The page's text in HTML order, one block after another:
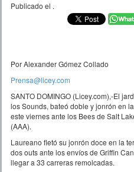
Publicado el .
Por Alexander Gómez Collado
Prensa@licey.com
SANTO DOMINGO (Licey.com),-El
los Sounds, bateó doble y jonrón en
este viernes ante los Bees de Salt
(AAA).
Laureano fletó su jonrón doce en la
dos outs ante los envíos de Griffin
llegar a 33 carreras remolcadas.